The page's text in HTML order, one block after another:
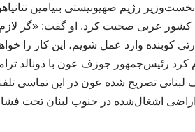
رژیم صهیونیستی بنیامین
کشور عربی صحبت کرد. او گفت: «گر لازم
کوبنده وارد عمل شویم، این کار را
کرد رئیس‌جمهور جوزف عون با دونالد
تصریح شده عون در این تماسی
اشغال‌شده در جنوب لبنان تحت فشار